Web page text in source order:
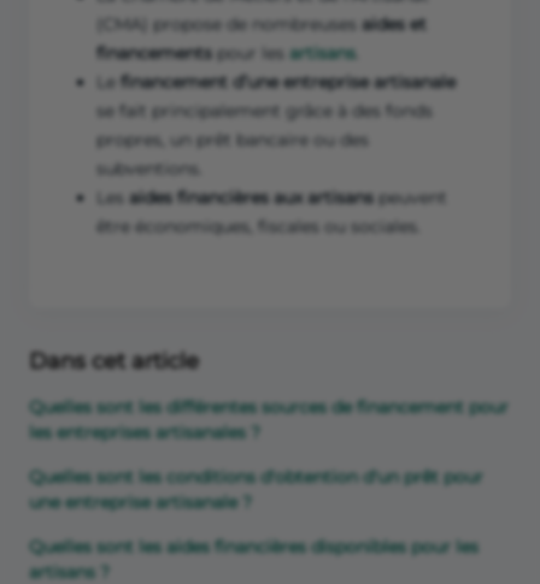
(CMA) propose de nombreuses aides et
financements pour les artisans.
Le financement d’une entreprise artisanale
se fait principalement grâce à des fonds
propres, un prêt bancaire ou des
subventions.
Les aides financières aux artisans peuvent
être économiques, fiscales ou sociales.
Dans cet article
Quelles sont les différentes sources de financement pour
les entreprises artisanales ?
Quelles sont les conditions d'obtention d'un prêt pour
une entreprise artisanale ?
Quelles sont les aides financières disponibles pour les
artisans ?